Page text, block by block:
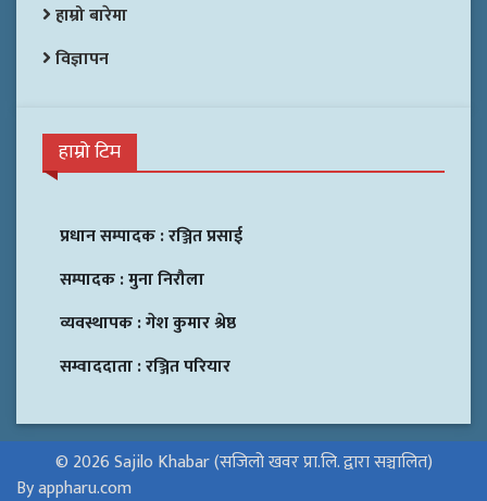
हाम्रो बारेमा
विज्ञापन
हाम्रो टिम
प्रधान सम्पादक :रञ्जित प्रसाई
सम्पादक :मुना निरौला
व्यवस्थापक :गेश कुमार श्रेष्ठ
सम्वाददाता :रञ्जित परियार
© 2026 Sajilo Khabar (सजिलो खवर प्रा.लि. द्वारा सञ्चालित)
By appharu.com